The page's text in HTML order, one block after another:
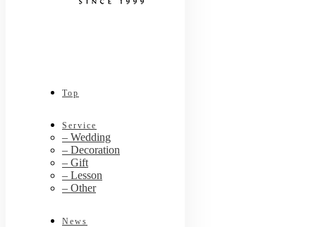
Top
Service
– Wedding
– Decoration
– Gift
– Lesson
– Other
News